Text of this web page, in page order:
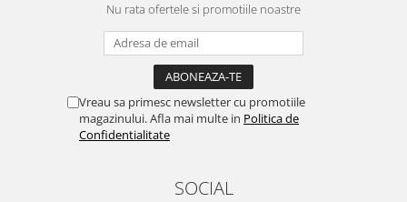
Nu rata ofertele si promotiile noastre
Vreau sa primesc newsletter cu promotiile
magazinului. Afla mai multe in Politica de
Confidentialitate
SOCIAL